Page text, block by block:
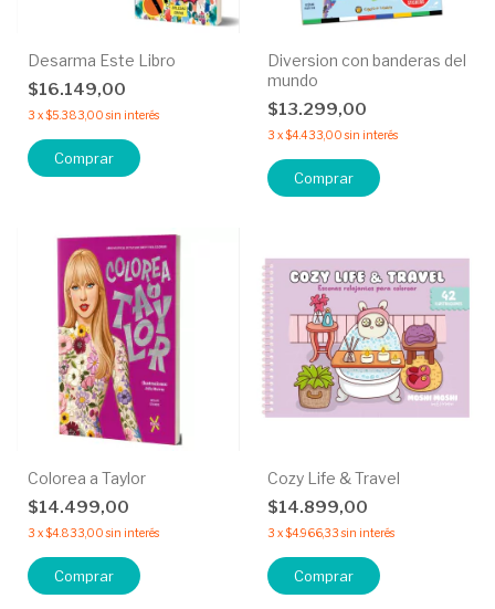
Desarma Este Libro
$16.149,00
3 x$5.383,00 sin interés
Comprar
Diversion con banderas del
mundo
$13.299,00
3 x$4.433,00 sin interés
Colorea a Taylor
$14.499,00
3 x$4.833,00 sin interés
Cozy Life & Travel
$14.899,00
3 x$4.966,33 sin interés